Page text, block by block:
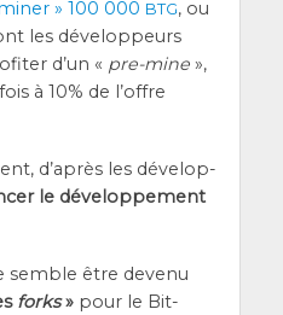
» 100 000 BTG, ou
les déve­lop­peurs
d’un « pre-mine»,
à 10% de l’offre
d’a­près les déve­lop­
le déve­lop­pe­ment
semble être deve­nu
forks»pour le Bit­